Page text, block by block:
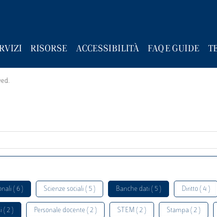
RISORSE ACCESSIBILITÀ FAQ E GUIDE
( 6 ) Scienze sociali ( 5 ) Banche dati ( 5 ) Diritto ( 4 )
( 2 ) Personale docente ( 2 ) STEM ( 2 ) Stampa ( 2 )